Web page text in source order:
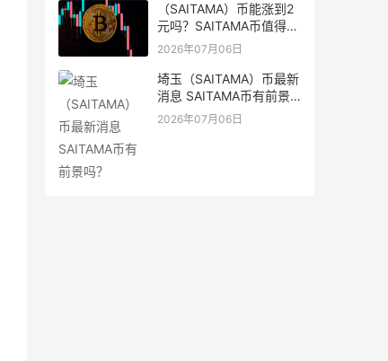
（SAITAMA）币能涨到2
元吗？SAITAMA币值得长
期持有吗？
2026年07月06日
埼玉（SAITAMA）币最新
消息 SAITAMA币有前景
吗？
2026年07月06日